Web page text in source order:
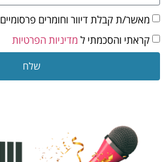
מאשר/ת קבלת דיוור וחומרים פרסומיים
קראתי והסכמתי ל מדיניות הפרטיות
שלח